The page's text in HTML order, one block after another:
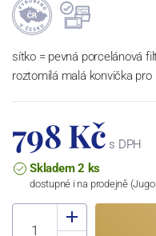
sítko = pevná porcelánová
roztomilá malá konvička pro
798 Kč s DPH
Skladem 2 ks
dostupné i na prodejně